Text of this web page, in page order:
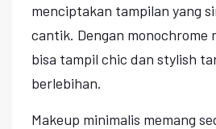
menciptakan tampilan yang
cantik. Dengan monochrome
bisa tampil chic dan stylish
berlebihan.
Makeup minimalis memang